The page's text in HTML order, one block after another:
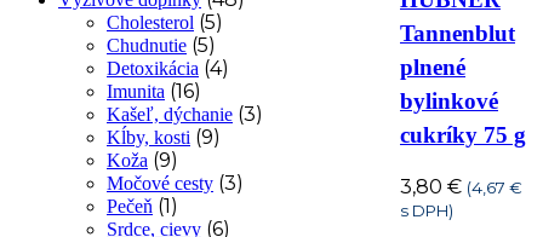
Cholesterol (5)
Chudnutie (5)
Detoxikácia (4)
Imunita (16)
Kašeľ, dýchanie (3)
Kĺby, kosti (9)
Koža (9)
Močové cesty (3)
Pečeň (1)
Srdce, cievy (6)
Tannenblut
plnené
bylinkové
cukríky 75 g
3,80 € (4,67 €
s DPH)